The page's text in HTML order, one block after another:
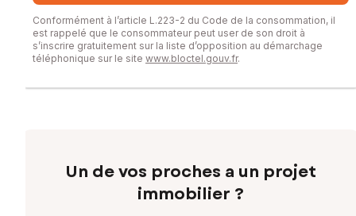
Conformément à l’article L.223-2 du Code de la consommation, il
est rappelé que le consommateur peut user de son droit à
s’inscrire gratuitement sur la liste d’opposition au démarchage
téléphonique sur le site www.bloctel.gouv.fr.
Un de vos proches a un projet
immobilier ?